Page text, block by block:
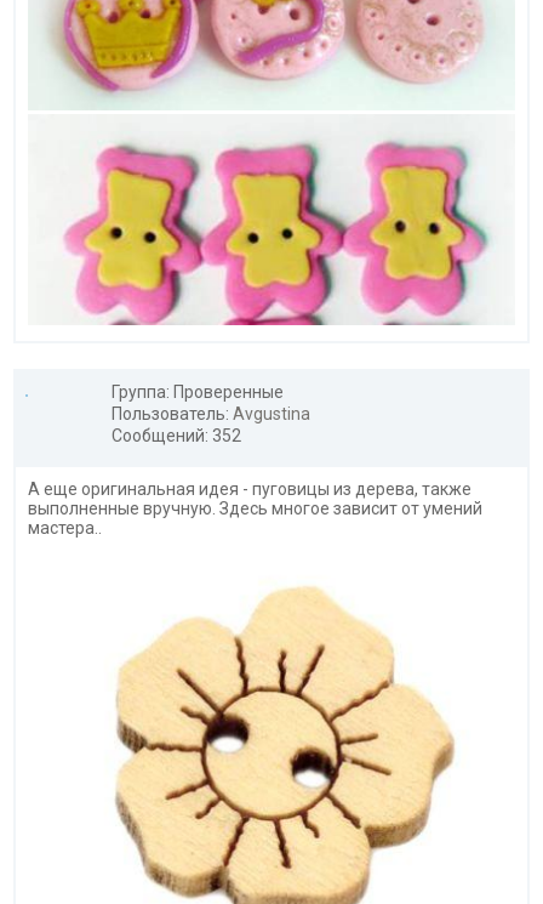
Группа: Проверенные
Пользователь: Avgustina
Сообщений: 352
А еще оригинальная идея - пуговицы из дерева, также
выполненные вручную. Здесь многое зависит от умений
мастера..